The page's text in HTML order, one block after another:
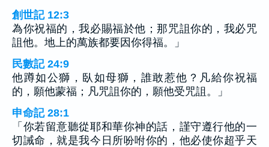
創世記 12:3
為你祝福的，我必賜福於他；那咒詛你的，我必咒
詛他。地上的萬族都要因你得福。」
民數記 24:9
他蹲如公獅，臥如母獅，誰敢惹他？凡給你祝福
的，願他蒙福；凡咒詛你的，願他受咒詛。」
申命記 28:1
「你若留意聽從耶和華你神的話，謹守遵行他的一
切誡命，就是我今日所吩咐你的，他必使你超乎天